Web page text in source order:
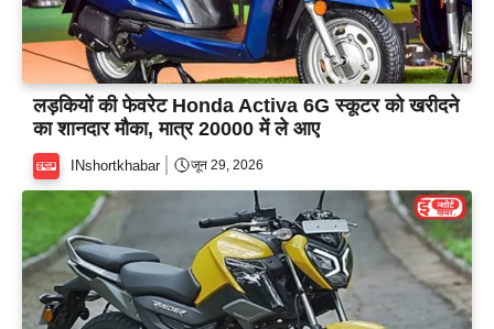
लड़कियों की फेवरेट Honda Activa 6G स्कूटर को खरीदने
का शानदार मौका, मात्र 20000 में ले आए
INshortkhabar जून 29, 2026